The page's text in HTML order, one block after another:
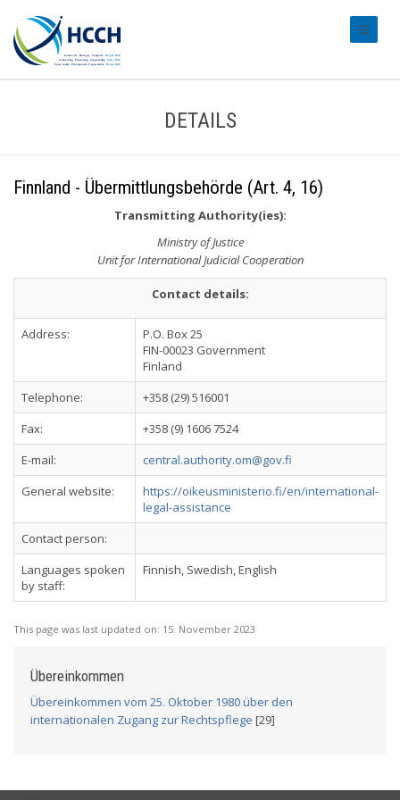
DETAILS
Finnland - Übermittlungsbehörde (Art. 4, 16)
Transmitting Authority(ies):
Ministry of Justice
Unit for International Judicial Cooperation
Contact details:
Address:
P.O. Box 25
FIN-00023 Government
Finland
Telephone:
+358 (29) 516001
Fax:
+358 (9) 1606 7524
E-mail:
central.authority.om@gov.fi
General website:
https://oikeusministerio.fi/en/international-
legal-assistance
Contact person:
Languages spoken
by staff:
Finnish, Swedish, English
This page was last updated on: 15. November 2023
Übereinkommen
Übereinkommen vom 25. Oktober 1980 über den
internationalen Zugang zur Rechtspflege [29]